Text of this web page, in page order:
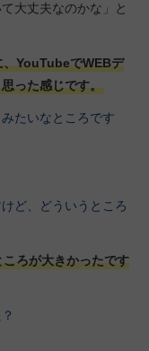
大丈夫なのかな」と
、YouTubeでWEBデ
った感じです。
たいなところです
ど、どういうところ
ろが大きかったです